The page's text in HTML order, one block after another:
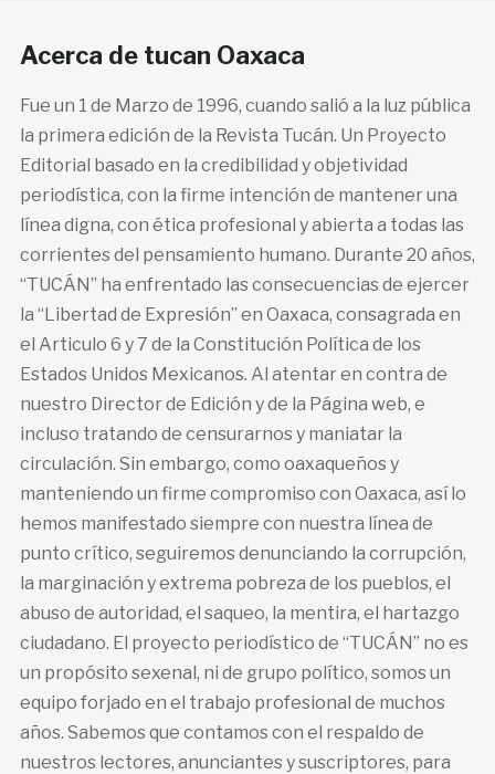
Acerca de tucan Oaxaca
Fue un 1 de Marzo de 1996, cuando salió a la luz pública
la primera edición de la Revista Tucán. Un Proyecto
Editorial basado en la credibilidad y objetividad
periodística, con la firme intención de mantener una
línea digna, con ética profesional y abierta a todas las
corrientes del pensamiento humano. Durante 20 años,
“TUCÁN” ha enfrentado las consecuencias de ejercer
la “Libertad de Expresión” en Oaxaca, consagrada en
el Articulo 6 y 7 de la Constitución Política de los
Estados Unidos Mexicanos. Al atentar en contra de
nuestro Director de Edición y de la Página web, e
incluso tratando de censurarnos y maniatar la
circulación. Sin embargo, como oaxaqueños y
manteniendo un firme compromiso con Oaxaca, así lo
hemos manifestado siempre con nuestra línea de
punto crítico, seguiremos denunciando la corrupción,
la marginación y extrema pobreza de los pueblos, el
abuso de autoridad, el saqueo, la mentira, el hartazgo
ciudadano. El proyecto periodístico de “TUCÁN” no es
un propósito sexenal, ni de grupo político, somos un
equipo forjado en el trabajo profesional de muchos
años. Sabemos que contamos con el respaldo de
nuestros lectores, anunciantes y suscriptores, para